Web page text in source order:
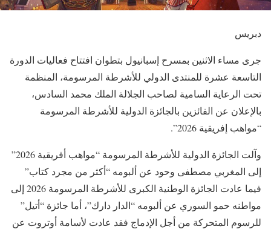
دبريس
جرى مساء الاثنين بمسرح إسبانيول بتطوان افتتاح فعاليات الدورة
التاسعة عشرة للمنتدى الدولي للأشرطة المرسومة، المنظمة
تحت الرعاية السامية لصاحب الجلالة الملك محمد السادس،
بالإعلان عن الفائزين بالجائزة الدولية للأشرطة المرسومة
“مواهب إفريقية 2026”.
وآلت الجائزة الدولية للأشرطة المرسومة “مواهب أفريقية 2026”
إلى المغربي مصطفى وحود عن ألبومه “أكثر من مجرد كتاب”
فيما عادت الجائزة الوطنية الكبرى للأشرطة المرسومة 2026 إلى
مواطنه حمو السوري عن ألبومه “الدار دارك”، أما جائزة “أتيل”
للرسوم المتحركة من أجل الإدماج فقد عادت لأسامة أوتروت عن